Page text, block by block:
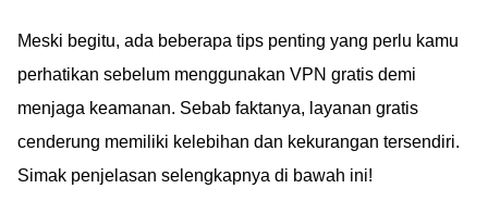
Meski begitu, ada beberapa tips penting yang perlu kamu
perhatikan sebelum menggunakan VPN gratis demi
menjaga keamanan. Sebab faktanya, layanan gratis
cenderung memiliki kelebihan dan kekurangan tersendiri.
Simak penjelasan selengkapnya di bawah ini!